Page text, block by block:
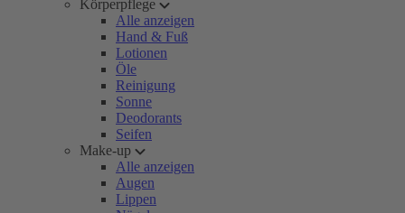
Körperpflege
Alle anzeigen
Hand & Fuß
Lotionen
Öle
Reinigung
Sonne
Deodorants
Seifen
Make-up
Alle anzeigen
Augen
Lippen